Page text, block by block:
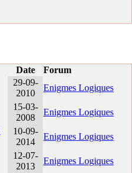
Date
Forum
29-09-
2010
Enigmes Logiques
15-03-
2008
Enigmes Logiques
10-09-
2014
Enigmes Logiques
12-07-
2013
Enigmes Logiques